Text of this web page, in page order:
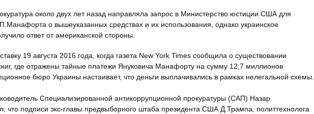
около двух лет назад направляла запрос в Министерство юстиции США для
о вышеуказанных средствах и их использования, однако украинское
ответ от американской стороны.
19 августа 2016 года, когда газета New York Times сообщила о существовании
где отражены тайные платежи Януковича Манафорту на сумму 12,7 миллионов
бюро Украины настаивает, что деньги выплачивались в рамках нелегальной схемы.
Специализированной антикоррупционной прокуратуры (САП) Назар
что подписи экс-главы предвыборного штаба президента США Д.Трампа, политтехнолога